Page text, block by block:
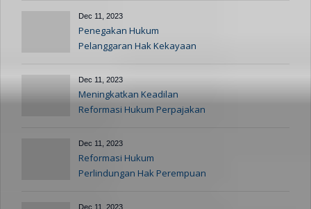
Dec 11, 2023
Penegakan Hukum
Pelanggaran Hak Kekayaan
Dec 11, 2023
Meningkatkan Keadilan
Reformasi Hukum Perpajakan
Dec 11, 2023
Reformasi Hukum
Perlindungan Hak Perempuan
Dec 11, 2023